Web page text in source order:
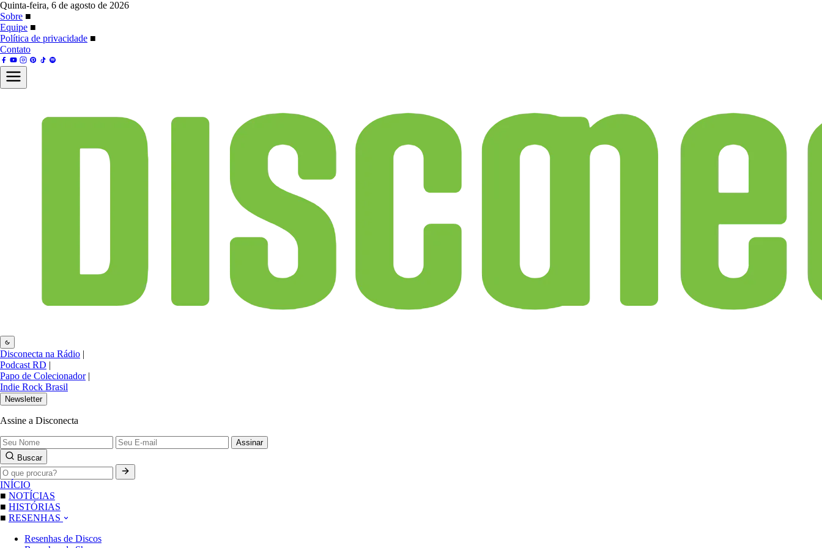
Quinta-feira, 6 de agosto de 2026
Sobre ■
Equipe ■
Política de privacidade ■
Contato
Disconecta na Rádio |
Podcast RD |
Papo de Colecionador |
Indie Rock Brasil
Newsletter
Assine a Disconecta
Assinar
Buscar
INÍCIO
■ NOTÍCIAS
■ HISTÓRIAS
■ RESENHAS
Resenhas de Discos